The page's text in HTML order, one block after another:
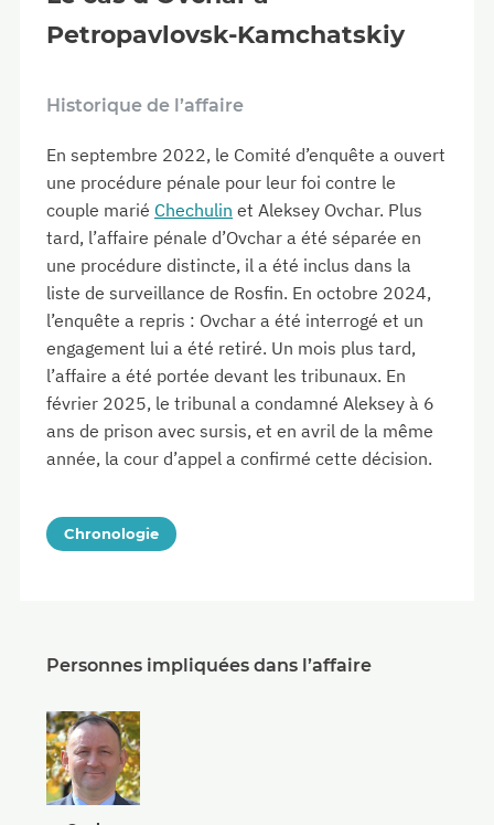
Petropavlovsk-Kamchatskiy
Historique de l’affaire
En septembre 2022, le Comité d’enquête a ouvert
une procédure pénale pour leur foi contre le
couple marié Chechulin et Aleksey Ovchar. Plus
tard, l’affaire pénale d’Ovchar a été séparée en
une procédure distincte, il a été inclus dans la
liste de surveillance de Rosfin. En octobre 2024,
l’enquête a repris : Ovchar a été interrogé et un
engagement lui a été retiré. Un mois plus tard,
l’affaire a été portée devant les tribunaux. En
février 2025, le tribunal a condamné Aleksey à 6
ans de prison avec sursis, et en avril de la même
année, la cour d’appel a confirmé cette décision.
Chronologie
Personnes impliquées dans l’affaire